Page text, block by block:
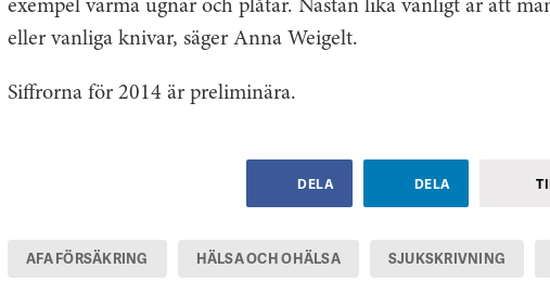
exempel varma ugnar och plåtar. Nästan lika vanligt är att
eller vanliga knivar, säger Anna Weigelt.
Siffrorna för 2014 är preliminära.
DELA DELA
AFA FÖRSÄKRING HÄLSA OCH OHÄLSA SJUKSKRIVNING